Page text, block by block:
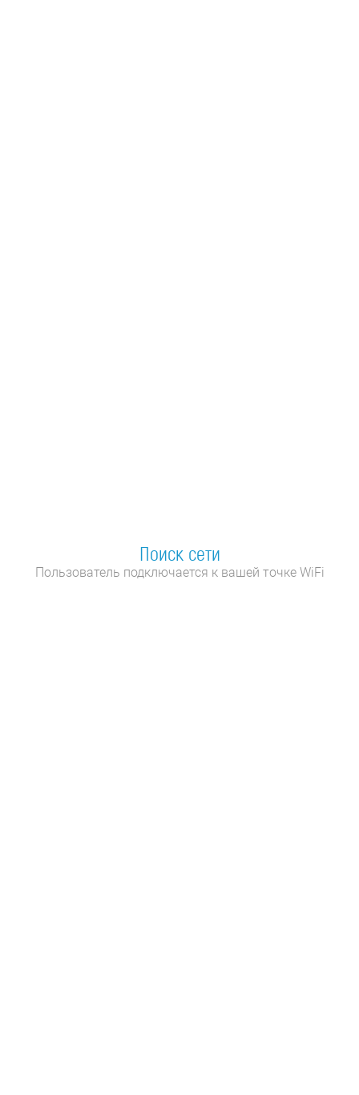
Поиск сети
Пользователь подключается к вашей точке WiFi